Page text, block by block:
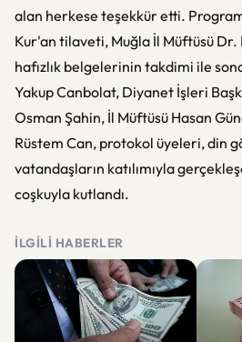
alan herkese teşekkür etti.
Kur'an tilaveti, Muğla İl Müftüsü Dr.
hafızlık belgelerinin takdimi ile
Yakup Canbolat, Diyanet İşleri
Osman Şahin, İl Müftüsü Hasan
Rüstem Can, protokol üyeleri, din
vatandaşların katılımıyla
coşkuyla kutlandı.
İLGILI HABERLER